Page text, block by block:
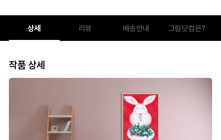
상세 리뷰 배송안내 그림닷컴은?
작품 상세